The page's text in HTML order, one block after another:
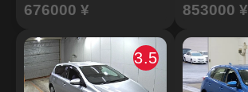
676000 ¥ 853000 ¥
3.5